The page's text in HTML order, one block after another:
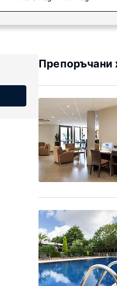
Препоръчани